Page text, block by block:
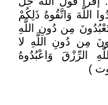
اللَّهَ وَاتَّقُوهُ ذَلِكُمْ
تَعْلَمُونَ (16) إِنَّمَا تَعْبُدُونَ مِن دُونِ اللَّهِ
مِن دُونِ اللَّهِ لا
الرِّزْقَ وَاعْبُدُوهُ